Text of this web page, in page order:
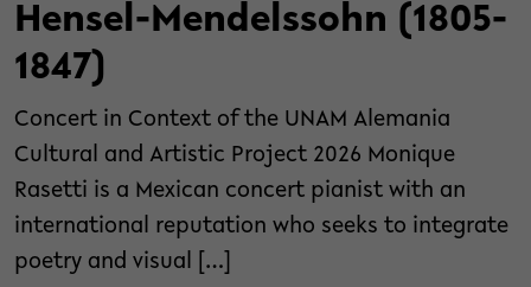
Hensel-Mendelssohn (1805-
1847)
Concert in Context of the UNAM Alemania
Cultural and Artistic Project 2026 Monique
Rasetti is a Mexican concert pianist with an
international reputation who seeks to integrate
poetry and visual […]